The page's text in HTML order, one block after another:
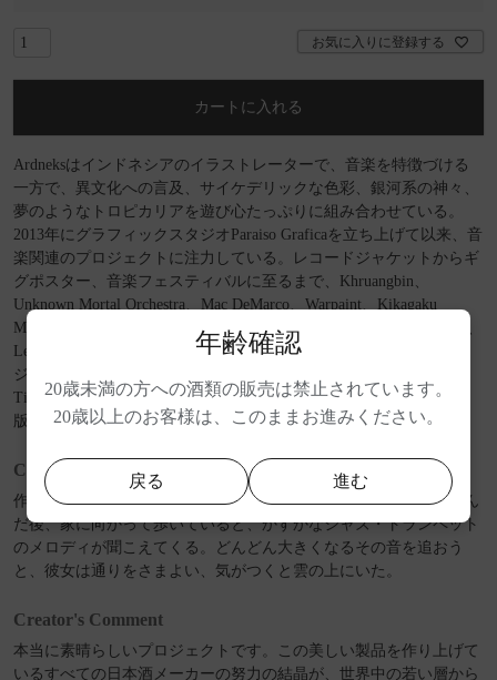
年齢確認
20歳未満の方への酒類の販売は禁止されています。
20歳以上のお客様は、このままお進みください。
戻る 進む
お気に入りに登録する
カートに入れる
Ardneksはインドネシアのイラストレーターで、音楽を特徴づける
一方で、異文化への言及、サイケデリックな色彩、銀河系の神々、
夢のようなトロピカリアを遊び心たっぷりに組み合わせている。
2013年にグラフィックスタジオParaiso Graficaを立ち上げて以来、音
楽関連のプロジェクトに注力している。レコードジャケットからギ
グポスター、音楽フェスティバルに至るまで、Khruangbin、
Unknown Mortal Orchestra、Mac DeMarco、Warpaint、Kikagaku
Moyo、Night Beats、Moon Duo、L'Impératrice、Desert Daze Festival、
Levitation、Lollapaloozaなど、世界中のさまざまなバンドやミュー
ジシャンと仕事をしてきた。また、The New York Times, The LA
Times, WePresent by WeTransfer, Kiblind Magazine などの国際的な出
版物の編集にも携わる。
Concept
作品のタイトルは『雲の向こう』。ある女性が地元の居酒屋で飲ん
だ後、家に向かって歩いていると、かすかなジャズ・トランペット
のメロディが聞こえてくる。どんどん大きくなるその音を追おう
と、彼女は通りをさまよい、気がつくと雲の上にいた。
Creator's Comment
本当に素晴らしいプロジェクトです。この美しい製品を作り上げて
いるすべての日本酒メーカーの努力の結晶が、世界中の若い層から